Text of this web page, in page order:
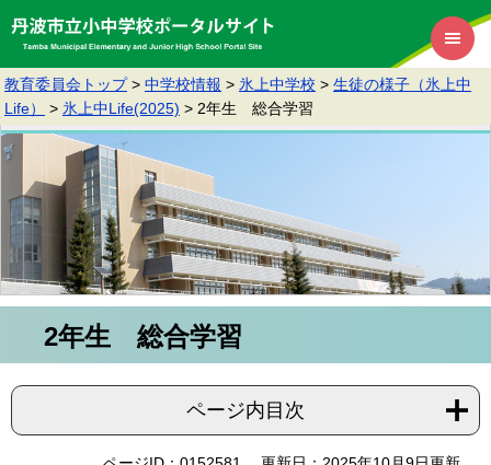
教育委員会トップ > 中学校情報 > 氷上中学校 > 生徒の様子（氷上中
Life）
> 氷上中Life(2025) > 2年生 総合学習
2年生 総合学習
ページ内目次